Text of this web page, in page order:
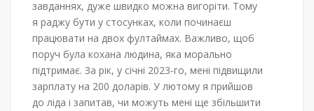
завданнях, дуже швидко можна вигоріти. Тому
я раджу бути у стосунках, коли починаєш
працювати на двох фултаймах. Важливо, щоб
поруч була кохана людина, яка морально
підтримає. За рік, у січні 2023-го, мені підвищили
зарплату на 200 доларів. У лютому я прийшов
до ліда і запитав, чи можуть мені ще збільшити